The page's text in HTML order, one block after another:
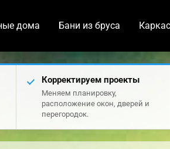
дома Бани из бруса
Корректируем проекты
Меняем планировку,
расположение окон, дверей и
перегородок.